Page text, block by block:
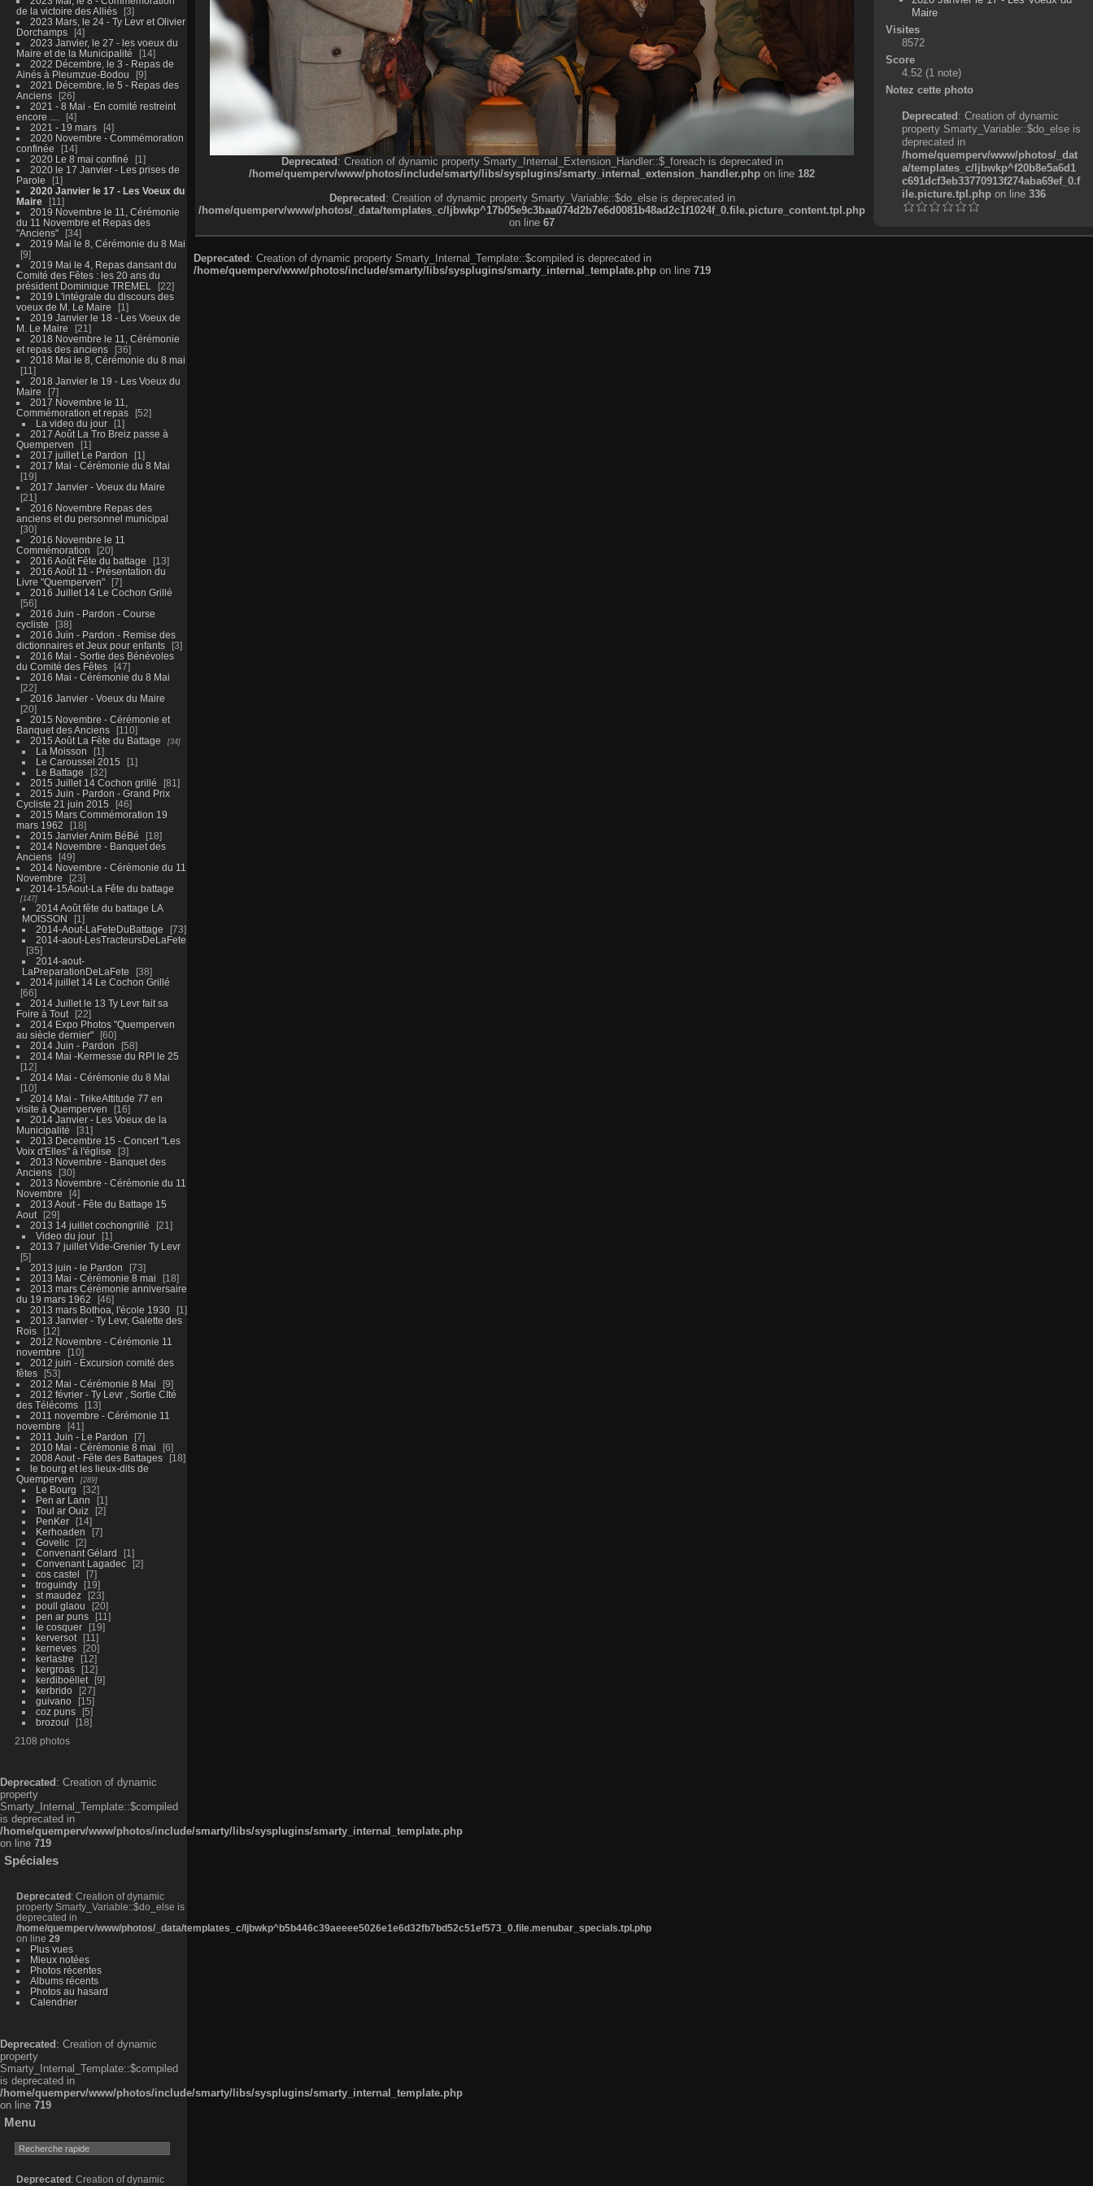
de la victoire des Alliés
3
2023 Mars, le 24 - Ty Levr et Olivier
Dorchamps
4
2023 Janvier, le 27 - les voeux du
Maire et de la Municipalité
14
2022 Décembre, le 3 - Repas de
Ainés à Pleumzue-Bodou
9
2021 Décembre, le 5 - Repas des
Anciens
26
2021 - 8 Mai - En comité restreint
encore ....
4
2021 - 19 mars
4
2020 Novembre - Commémoration
confinée
14
2020 Le 8 mai confiné
1
2020 le 17 Janvier - Les prises de
Parole
1
2020 Janvier le 17 - Les Voeux du
Maire
11
2019 Novembre le 11, Cérémonie
du 11 Novembre et Repas des
"Anciens"
34
2019 Mai le 8, Cérémonie du 8 Mai
9
2019 Mai le 4, Repas dansant du
Comité des Fêtes : les 20 ans du
président Dominique TREMEL
22
2019 L'intégrale du discours des
voeux de M. Le Maire
1
2019 Janvier le 18 - Les Voeux de
M. Le Maire
21
2018 Novembre le 11, Cérémonie
et repas des anciens
36
2018 Mai le 8, Cérémonie du 8 mai
11
2018 Janvier le 19 - Les Voeux du
Maire
7
2017 Novembre le 11,
Commémoration et repas
52
La video du jour
1
2017 Août La Tro Breiz passe à
Quemperven
1
2017 juillet Le Pardon
1
2017 Mai - Cérémonie du 8 Mai
19
2017 Janvier - Voeux du Maire
21
2016 Novembre Repas des
anciens et du personnel municipal
30
2016 Novembre le 11
Commémoration
20
2016 Août Fête du battage
13
2016 Août 11 - Présentation du
Livre "Quemperven"
7
2016 Juillet 14 Le Cochon Grillé
56
2016 Juin - Pardon - Course
cycliste
38
2016 Juin - Pardon - Remise des
dictionnaires et Jeux pour enfants
3
2016 Mai - Sortie des Bénévoles
du Comité des Fêtes
47
2016 Mai - Cérémonie du 8 Mai
22
2016 Janvier - Voeux du Maire
20
2015 Novembre - Cérémonie et
Banquet des Anciens
110
2015 Août La Fête du Battage
34
La Moisson
1
Le Caroussel 2015
1
Le Battage
32
2015 Juillet 14 Cochon grillé
81
2015 Juin - Pardon - Grand Prix
Cycliste 21 juin 2015
46
2015 Mars Commémoration 19
mars 1962
18
2015 Janvier Anim BéBé
18
2014 Novembre - Banquet des
Anciens
49
2014 Novembre - Cérémonie du 11
Novembre
23
2014-15Aout-La Fête du battage
147
2014 Août fête du battage LA
MOISSON
1
2014-Aout-LaFeteDuBattage
73
2014-aout-LesTracteursDeLaFete
35
2014-aout-
LaPreparationDeLaFete
38
2014 juillet 14 Le Cochon Grillé
66
2014 Juillet le 13 Ty Levr fait sa
Foire à Tout
22
2014 Expo Photos "Quemperven
au siècle dernier"
60
2014 Juin - Pardon
58
2014 Mai -Kermesse du RPI le 25
12
2014 Mai - Cérémonie du 8 Mai
10
2014 Mai - TrikeAttitude 77 en
visite à Quemperven
16
2014 Janvier - Les Voeux de la
Municipalité
31
2013 Decembre 15 - Concert "Les
Voix d'Elles" à l'église
3
2013 Novembre - Banquet des
Anciens
30
2013 Novembre - Cérémonie du 11
Novembre
4
2013 Aout - Fête du Battage 15
Aout
29
2013 14 juillet cochongrillé
21
Video du jour
1
2013 7 juillet Vide-Grenier Ty Levr
5
2013 juin - le Pardon
73
2013 Mai - Cérémonie 8 mai
18
2013 mars Cérémonie anniversaire
du 19 mars 1962
46
2013 mars Bothoa, l'école 1930
1
2013 Janvier - Ty Levr, Galette des
Rois
12
2012 Novembre - Cérémonie 11
novembre
10
2012 juin - Excursion comité des
fêtes
53
2012 Mai - Cérémonie 8 Mai
9
2012 février - Ty Levr , Sortie CIté
des Télécoms
13
2011 novembre - Cérémonie 11
novembre
41
2011 Juin - Le Pardon
7
2010 Mai - Cérémonie 8 mai
6
2008 Aout - Fête des Battages
18
le bourg et les lieux-dits de
Quemperven
289
Le Bourg
32
Pen ar Lann
1
Toul ar Ouiz
2
PenKer
14
Kerhoaden
7
Govelic
2
Convenant Gélard
1
Convenant Lagadec
2
cos castel
7
troguindy
19
st maudez
23
poull glaou
20
pen ar puns
11
le cosquer
19
kerversot
11
kerneves
20
kerlastre
12
kergroas
12
kerdiboëllet
9
kerbrido
27
guivano
15
coz puns
5
brozoul
18
2108 photos
Deprecated : Creation of dynamic
property
Smarty_Internal_Template::$compiled
is deprecated in
/home/quemperv/www/photos/include/smarty/libs/sysplugins/smarty_internal_template.php
on line 719
Spéciales
Deprecated : Creation of dynamic
property Smarty_Variable::$do_else is
deprecated in
/home/quemperv/www/photos/_data/templates_c/ljbwkp^b5b446c39aeeee5026e1e6d32fb7bd52c51ef573_0.file.menubar_specials.tpl.php
on line 29
Plus vues
Mieux notées
Photos récentes
Albums récents
Photos au hasard
Calendrier
Deprecated : Creation of dynamic
property
Smarty_Internal_Template::$compiled
is deprecated in
/home/quemperv/www/photos/include/smarty/libs/sysplugins/smarty_internal_template.php
on line 719
Menu
Deprecated : Creation of dynamic
Deprecated: Creation of dynamic property Smarty_Internal_Extension_Handler::$_foreach is deprecated in
/home/quemperv/www/photos/include/smarty/libs/sysplugins/smarty_internal_extension_handler.php on line 182
Deprecated: Creation of dynamic property Smarty_Variable::$do_else is deprecated in
/home/quemperv/www/photos/_data/templates_c/ljbwkp^17b05e9c3baa074d2b7e6d0081b48ad2c1f1024f_0.file.picture_content.tpl.php
on line 67
Maire
Visites
8572
Score
4.52 (1 note)
Notez cette photo
Deprecated: Creation of dynamic
property Smarty_Variable::$do_else is
deprecated in
/home/quemperv/www/photos/_dat
a/templates_c/ljbwkp^f20b8e5a6d1
c691dcf3eb33770913f274aba69ef_0.f
ile.picture.tpl.phpon line 336
Deprecated: Creation of dynamic property Smarty_Internal_Template::$compiled is deprecated in
/home/quemperv/www/photos/include/smarty/libs/sysplugins/smarty_internal_template.php on line 719